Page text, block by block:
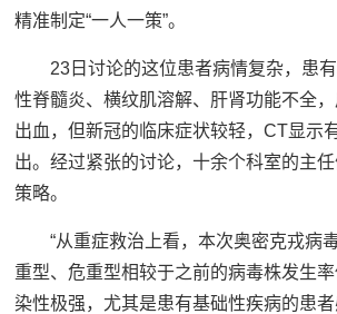
精准制定“一人一策”。
23日讨论的这位患者病情复杂，患
性脊髓炎、横纹肌溶解、肝肾功能不全
出血，但新冠的临床症状较轻，CT显示
出。经过紧张的讨论，十余个科室的主
策略。
“从重症救治上看，本次奥密克戎病
重型、危重型相较于之前的病毒株发生
染性极强，尤其是患有基础性疾病的患